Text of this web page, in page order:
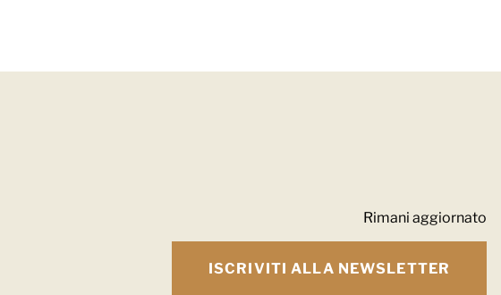
Rimani aggiornato
ISCRIVITI ALLA NEWSLETTER